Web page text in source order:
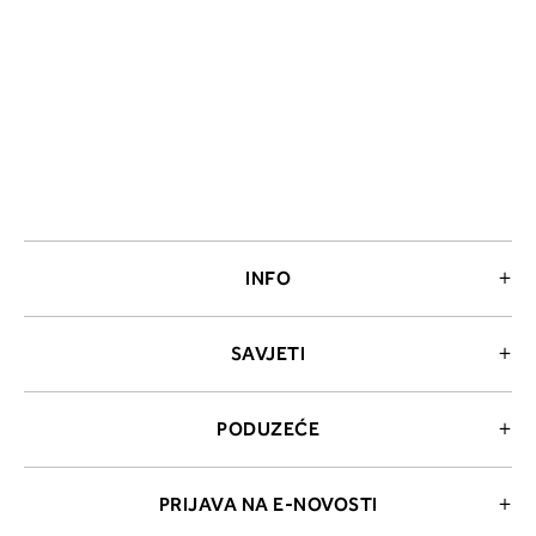
INFO
SAVJETI
PODUZEĆE
PRIJAVA NA E-NOVOSTI